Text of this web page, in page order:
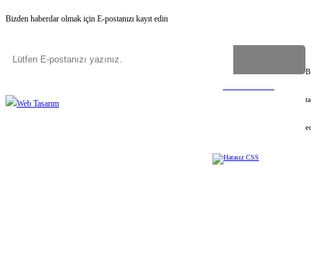
Bizden haberdar olmak için E-postanızı kayıt edin